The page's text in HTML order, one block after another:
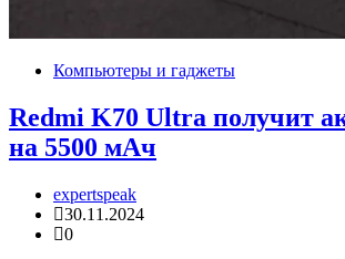
Компьютеры и гаджеты
Redmi K70 Ultra получит
на 5500 мАч
expertspeak
30.11.2024
0